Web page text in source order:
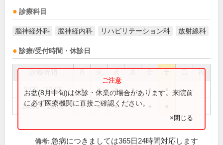
診療科目
脳神経外科 脳神経内科 リハビリテーション科 放射線科
診療/受付時間・休診日
祝
9:00～13:00 ● ● ● ● ●
14:00～18:00 ● ● ● ●
お盆(8月中旬)は休診・休業の場合があります。来院前
に必ず医療機関に直接ご確認ください。
×閉じる
備考: 急病につきましては365日24時間対応します